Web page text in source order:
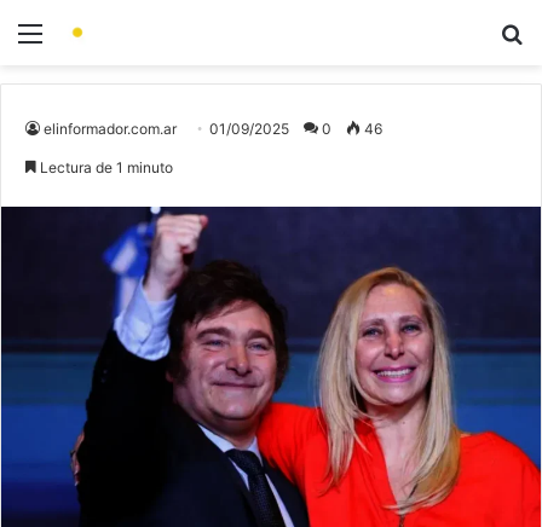
elinformador.com.ar 01/09/2025 0 46
Lectura de 1 minuto